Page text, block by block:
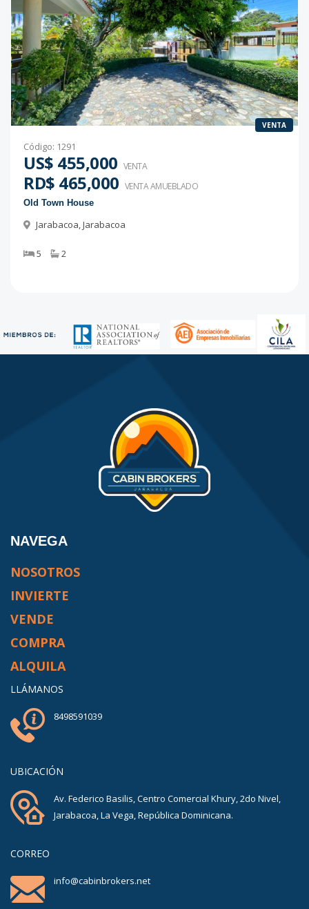
VENTA
Código: 1291
US$ 455,000 VENTA
RD$ 465,000 VENTA AMUEBLADO
Old Town House
Jarabacoa,Jarabacoa
5 2
NAVEGA
NOSOTROS
INVIERTE
VENDE
COMPRA
ALQUILA
LLÁMANOS
8498591039
UBICACIÓN
Av. Federico Basilis, Centro Comercial Khury, 2do Nivel,
Jarabacoa, La Vega, República Dominicana.
CORREO
info@cabinbrokers.net